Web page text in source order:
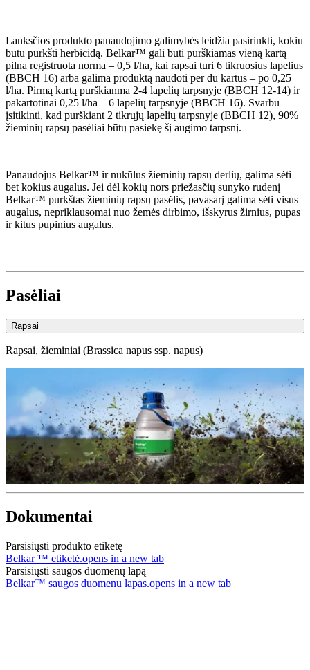
Lanksčios produkto panaudojimo galimybės leidžia pasirinkti, kokiu
būtu purkšti herbicidą. Belkar™ gali būti purškiamas vieną kartą
pilna registruota norma – 0,5 l/ha, kai rapsai turi 6 tikruosius lapelius
(BBCH 16) arba galima produktą naudoti per du kartus – po 0,25
l/ha. Pirmą kartą purškianma 2-4 lapelių tarpsnyje (BBCH 12-14) ir
pakartotinai 0,25 l/ha – 6 lapelių tarpsnyje (BBCH 16). Svarbu
įsitikinti, kad purškiant 2 tikrųjų lapelių tarpsnyje (BBCH 12), 90%
žieminių rapsų pasėliai būtų pasiekę šį augimo tarpsnį.
Panaudojus Belkar™ ir nukūlus žieminių rapsų derlių, galima sėti
bet kokius augalus. Jei dėl kokių nors priežasčių sunyko rudenį
Belkar™ purkštas žieminių rapsų pasėlis, pavasarį galima sėti visus
augalus, nepriklausomai nuo žemės dirbimo, išskyrus žirnius, pupas
ir kitus pupinius augalus.
Pasėliai
Rapsai
Rapsai, žieminiai (Brassica napus ssp. napus)
Dokumentai
Parsisiųsti produkto etiketę
Belkar ™ etiketė.opens in a new tab
Parsisiųsti saugos duomenų lapą
Belkar™ saugos duomenu lapas.opens in a new tab